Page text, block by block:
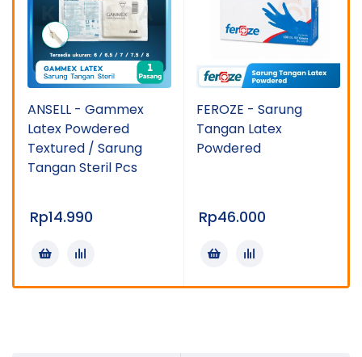
ANSELL - Gammex
Latex Powdered
Textured / Sarung
Tangan Steril Pcs
Rp14.990
FEROZE - Sarung
Tangan Latex
Powdered
Rp46.000